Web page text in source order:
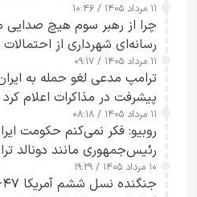
۱۱ مرداد ۱۴۰۵ / ۱۰:۴۶
چرا از رهبر سوم هیچ صدایی
رسانه‌ای شهرداری از
جاسوسی گفت
۱۱ مرداد ۱۴۰۵ / ۰۹:۱۷
ترامپ مدعی لغو
پیشرفت در مذاکرات اعلام کرد
۱۱ مرداد ۱۴۰۵ / ۰۸:۱۸
روبیو: فکر نمی‌کنم حکومت
رئیس‌جمهوری مانند دونالد
کسی که واقعاً دست به اقدام
۱۰ مرداد ۱۴۰۵ / ۱۹:۲۹